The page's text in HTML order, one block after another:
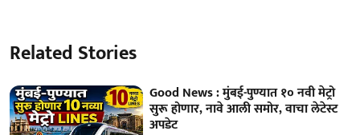
Related Stories
Good News : मुंबई-पुण्यात १० नवी मेट्रो
सुरू होणार, नावे आली समोर, वाचा लेटेस्ट
अपडेट